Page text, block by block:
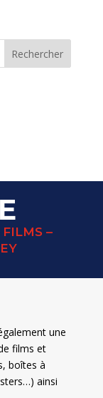
FILMS –
une
films et
boîtes à
ainsi